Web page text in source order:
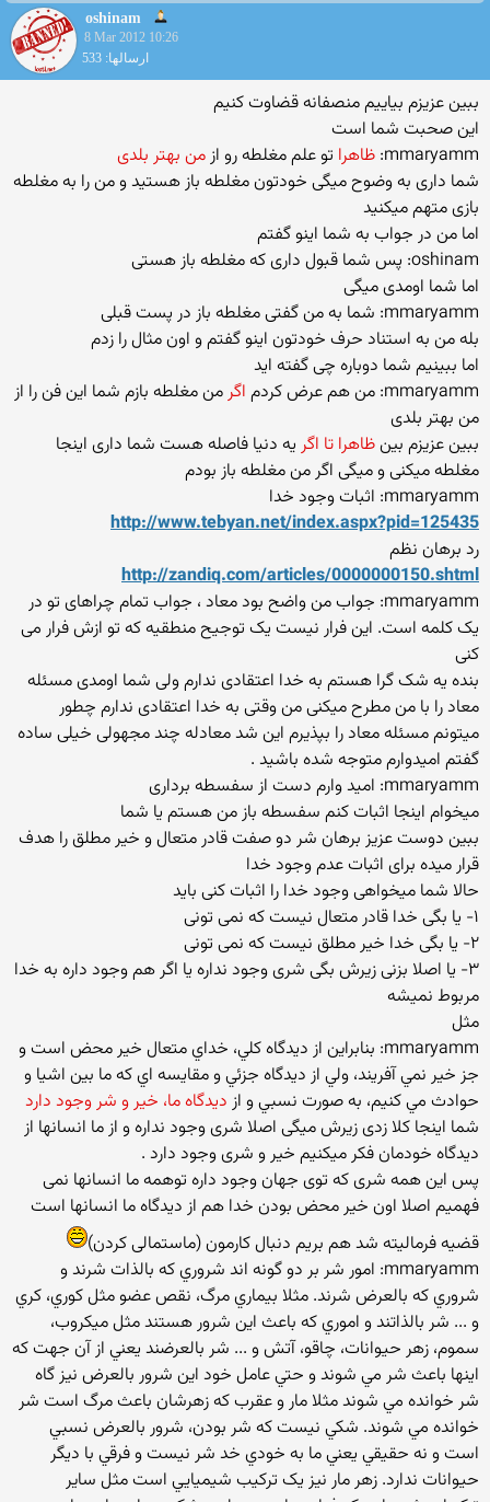
oshinam
8 Mar 2012 10:26
ارسالها: 533
ببین عزیزم بیاییم منصفانه قضاوت کنیم
این صحبت شما است
mmaryamm: ظاهرا تو علم مغلطه رو ازمن بهتر بلدی
شما داری به وضوح میگی خودتون مغلطه باز هستید و من را به مغلطه
بازی متهم میکنید
اما من در جواب به شما اینو گفتم
oshinam: پس شما قبول داری که مغلطه باز هستی
اما شما اومدی میگی
mmaryamm: شما به من گفتی مغلطه باز در پست قبلی
بله من به استناد حرف خودتون اینو گفتم و اون مثال را زدم
اما ببینیم شما دوباره چی گفته اید
mmaryamm: من هم عرض کردم
اگرمن مغلطه بازم شما این فن را از
من بهتر بلدی
ببین عزیزم بینظاهرا تا اگر یه دنیا فاصله هست شما داری اینجا
مغلطه میکنی و میگی اگر من مغلطه باز بودم
mmaryamm: اثبات وجود خدا
http://www.tebyan.net/index.aspx?pid=125435
رد برهان نظم
http://zandiq.com/articles/0000000150.shtml
mmaryamm: جواب من واضح بود معاد ، جواب تمام چراهای تو در
یک کلمه است. این فرار نیست یک توجیح منطقیه که تو ازش فرار می
کنی
بنده یه شک گرا هستم به خدا اعتقادی ندارم ولی شما اومدی مسئله
معاد را با من مطرح میکنی من وقتی به خدا اعتقادی ندارم چطور
میتونم مسئله معاد را بپذیرم این شد معادله چند مجهولی خیلی ساده
گفتم امیدوارم متوجه شده باشید .
mmaryamm: امید وارم دست از سفسطه برداری
میخوام اینجا اثبات کنم سفسطه باز من هستم یا شما
ببین دوست عزیز برهان شر دو صفت قادر متعال و خیر مطلق را هدف
قرار میده برای اثبات عدم وجود خدا
حالا شما میخواهی وجود خدا را اثبات کنی باید
۱- یا بگی خدا قادر متعال نیست که نمی تونی
۲- یا بگی خدا خیر مطلق نیست که نمی تونی
۳- یا اصلا بزنی زیرش بگی شری وجود نداره یا اگر هم وجود داره به خدا
مربوط نمیشه
مثل
mmaryamm: بنابراين از ديدگاه كلي، خداي متعال خير محض است و
جز خير نمي آفريند، ولي از ديدگاه جزئي و مقايسه اي كه ما بين اشيا و
حوادث مي كنيم، به صورت نسبي و از ديدگاه ما، خير و شر وجود دارد
شما اینجا کلا زدی زیرش میگی اصلا شری وجود نداره و از ما انسانها از
دیدگاه خودمان فکر میکنیم خیر و شری وجود دارد .
پس این همه شری که توی جهان وجود داره توهمه ما انسانها نمی
فهمیم اصلا اون خیر محض بودن خدا هم از دیدگاه ما انسانها است
قضیه فرمالیته شد هم بریم دنبال کارمون (ماستمالی کردن)
mmaryamm: امور شر بر دو گونه اند شروري که بالذات شرند و
شروري که بالعرض شرند. مثلا بيماري مرگ، نقص عضو مثل کوري، کري
و ... شر بالذاتند و اموري که باعث اين شرور هستند مثل ميکروب،
سموم، زهر حيوانات، چاقو، آتش و ... شر بالعرضند يعني از آن جهت که
اينها باعث شر مي شوند و حتي عامل خود اين شرور بالعرض نيز گاه
شر خوانده مي شوند مثلا مار و عقرب که زهرشان باعث مرگ است شر
خوانده مي شوند. شکي نيست که شر بودن، شرور بالعرض نسبي
است و نه حقيقي يعني ما به خودي خد شر نيست و فرقي با ديگر
حيوانات ندارد. زهر مار نيز يک ترکيب شيميايي است مثل ساير